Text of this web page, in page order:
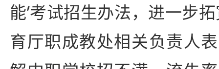
能’考试招生办法，进一步
育厅职成教处相关负责人